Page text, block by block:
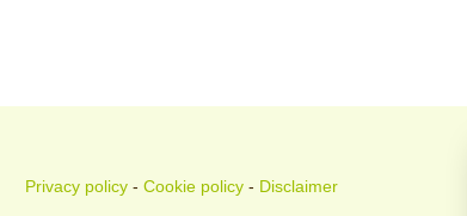
Privacy policy - Cookie policy - Disclaimer